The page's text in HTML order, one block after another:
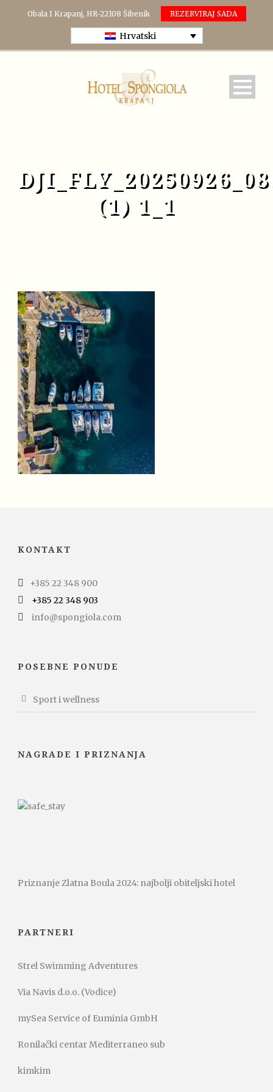
Obala I Krapanj, HR-22108 Šibenik REZERVIRAJ SADA
Hrvatski
(1) 1_1
KONTAKT
+385 22 348 900
+385 22 348 903
info@spongiola.com
POSEBNE PONUDE
Sport i wellness
NAGRADE I PRIZNANJA
Priznanje Zlatna Boula 2024: najbolji obiteljski hotel
PARTNERI
Strel Swimming Adventures
Via Navis d.o.o. (Vodice)
mySea Service of Euminia GmbH
Ronilački centar Mediterraneo sub
kimkim